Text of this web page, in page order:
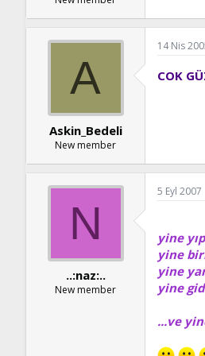
A
Askin_Bedeli
New member
14 Nis
COK
N
..:naz:..
New member
5 Eyl 2007
yine
yine
yine
yine
...ve